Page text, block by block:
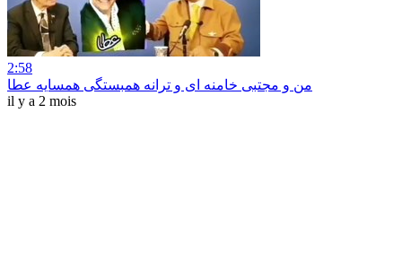
2:58
من و مجتبی خامنه ای و ترانه همبستگی همسایه عطا
il y a 2 mois